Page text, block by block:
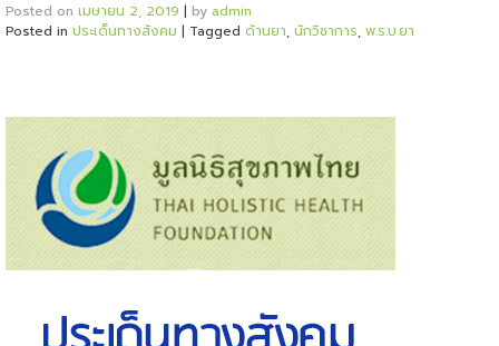
Posted on เมษายน 2, 2019 | by admin
Posted in ประเด็นทางสังคม | Tagged ด้านยา, นักวิชาการ, พ.ร.บ.ยา